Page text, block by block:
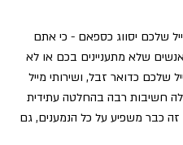
שלכם יסווג כספאם - כי אתם
שלא מתעניינים בכם או לא
שלכם כדואר זבל, ושירותי מייל
חשיבות רבה בהחלטה עתידית
כבר משפיע על כל הנמענים, גם